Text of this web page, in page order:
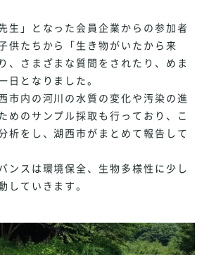
生」となった会員企業からの参加者
供たちから「生き物がいたから来
、さまざまな質問をされたり、めま
日となりました。
市内の河川の水質の変化や汚染の進
めのサンプル採取も行っており、こ
析をし、湖西市がまとめて報告して
ンスは環境保全、生物多様性に少し
していきます。